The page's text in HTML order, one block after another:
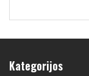
Kategorijos